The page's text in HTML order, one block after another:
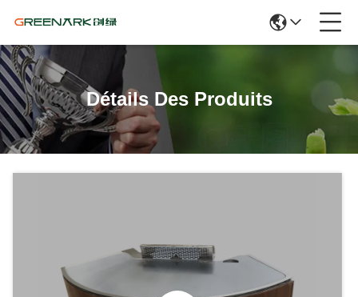
Détails Des Produits